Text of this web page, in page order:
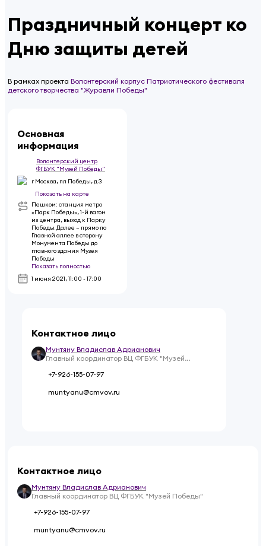
Праздничный концерт ко
Дню защиты детей
В рамках проекта Волонтерский корпус Патриотического фестиваля
детского творчества "Журавли Победы"
Основная
информация
Волонтерский центр
ФГБУК "Музей Победы"
г Москва, пл Победы, д 3
Показать на карте
Пешком: станция метро
«Парк Победы», 1-й вагон
из центра, выход к Парку
Победы. Далее – прямо по
Главной аллее в сторону
Монумента Победы до
главного здания Музея
Победы
Показать полностью
1 июня 2021,11:00 - 17:00
Контактное лицо
Мунтяну Владислав Адрианович
Главный координатор ВЦ ФГБУК "Музей
+7-926-155-07-97
muntyanu@cmvov.ru
Контактное лицо
Мунтяну Владислав Адрианович
Главный координатор ВЦ ФГБУК "Музей Победы"
+7-926-155-07-97
muntyanu@cmvov.ru